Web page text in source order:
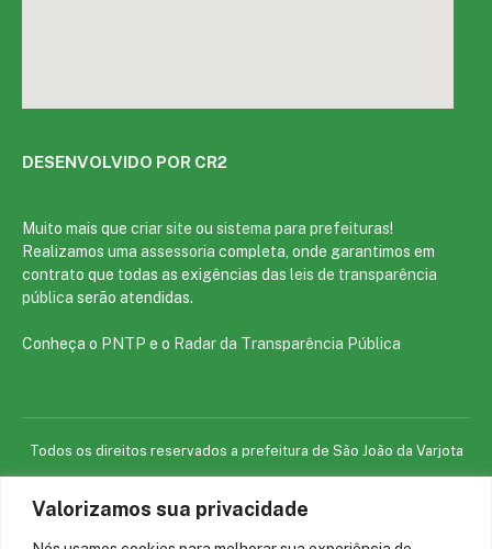
Valorizamos sua privacidade
DESENVOLVIDO POR CR2
Muito mais que criar site ou sistema para prefeituras!
Realizamos uma assessoria completa, onde garantimos em
contrato que todas as exigências das leis de transparência
pública serão atendidas.
Conheça o PNTP e o Radar da Transparência Pública
Todos os direitos reservados a prefeitura de São João da Varjota
Mapa do Site
Acessar Área Administrativa